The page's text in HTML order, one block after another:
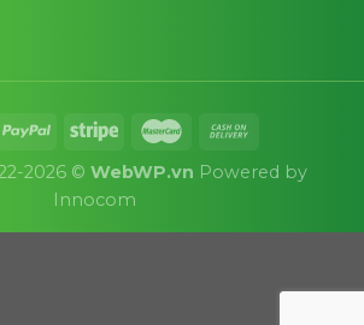
2026 © WebWP.vn Powered by
Innocom